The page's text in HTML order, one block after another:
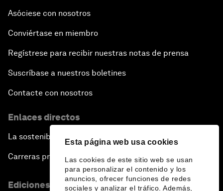
Esta página web usa cookies
Las cookies de este sitio web se usan
para personalizar el contenido y los
anuncios, ofrecer funciones de redes
sociales y analizar el tráfico. Además,
Asóciese con nosotros
Conviértase en miembro
Regístrese para recibir nuestras notas de prensa
Suscríbase a nuestros boletines
Contacte con nosotros
Enlaces directos
La sostenibilidad en el Foro
Carreras profesionales
Ediciones en otros idiomas